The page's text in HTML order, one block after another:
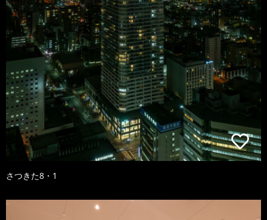
さつきた8・1